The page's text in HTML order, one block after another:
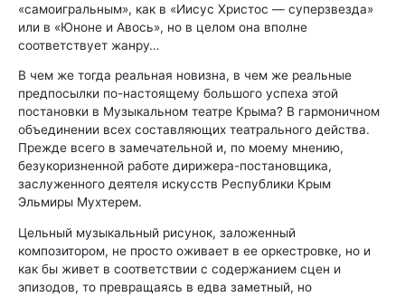
«самоигральным», как в «Иисус Христос — суперзвезда»
или в «Юноне и Авось», но в целом она вполне
соответствует жанру…
В чем же тогда реальная новизна, в чем же реальные
предпосылки по-настоящему большого успеха этой
постановки в Музыкальном театре Крыма? В гармоничном
объединении всех составляющих театрального действа.
Прежде всего в замечательной и, по моему мнению,
безукоризненной работе дирижера-постановщика,
заслуженного деятеля искусств Республики Крым
Эльмиры Мухтерем.
Цельный музыкальный рисунок, заложенный
композитором, не просто оживает в ее оркестровке, но и
как бы живет в соответствии с содержанием сцен и
эпизодов, то превращаясь в едва заметный, но